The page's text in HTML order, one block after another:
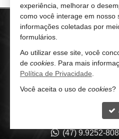
Qualquer dúvida
atender de
minha imobiliária
encontrar o seu
(47) 9.9252-
experiência, melhorar o
como você interage em nosso
informações coletadas por
formulários.
Ao utilizar esse site, você
de cookies . Para mais
Política de Privacidade
Você aceita o uso de cookies?